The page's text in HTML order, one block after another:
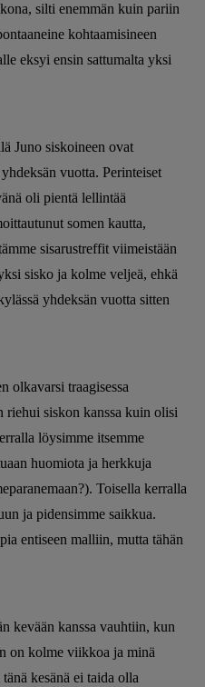
silti enemmän kuin pariin
kohtaamisineen
eksyi ensin sattumalta yksi
Juno siskoineen ovat
vuotta. Perinteiset
oli pientä lellintää
somen kautta,
sisarustreffit viimeistään
sisko ja kolme veljeä, ehkä
yhdeksän vuotta sitten
olkavarsi traagisessa
riehui siskon kanssa kuin olisi
löysimme itsemme
huomiota ja herkkuja
Toisella kerralla
ja pidensimme saikkua.
entiseen malliin, mutta tähän
kevään kanssa vauhtiin, kun
on kolme viikkoa ja minä
kesänä ei taida olla